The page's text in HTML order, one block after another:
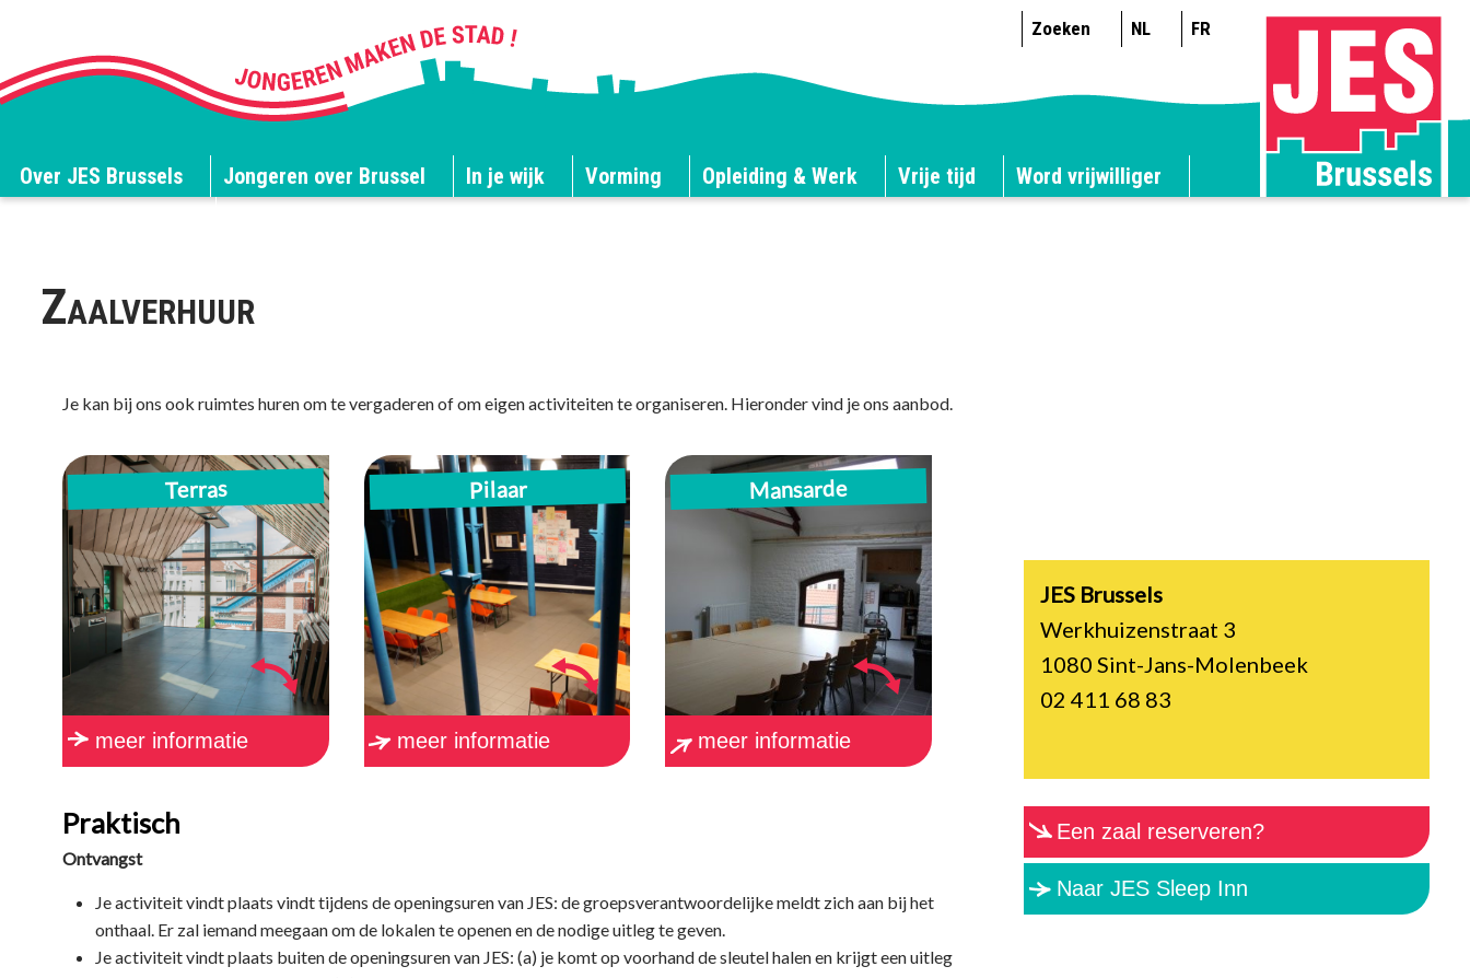
Zoeken NL FR
Over JES Brussels Jongeren over Brussel In je wijk Vorming Opleiding & Werk Vrije tijd
Word vrijwilliger
Zaalverhuur
Je kan bij ons ook ruimtes huren om te vergaderen of om eigen activiteiten te organiseren. Hieronder vind je ons aanbod.
Terras
Polyvalente ruimte
met terras voor
maximum 25 personen
*/ @font-face {font-
family:Courier;
meer informatie
Pilaar
Polyvalente ruimte
met podium en bar
voor maximum 60
personen
meer informatie
Mansarde
Uitgeruste keuken eetruimte
voor 15 personen, zithoek met
bar voor 15 personen, beamer
en projectiescherm,
mogelijkheid tot extra
vergaderruimte voor 10
meer informatie
Praktisch
Ontvangst
Je activiteit vindt plaats vindt tijdens de openingsuren van JES: de groepsverantwoordelijke meldt zich aan bij het
onthaal. Er zal iemand meegaan om de lokalen te openen en de nodige uitleg te geven.
Je activiteit vindt plaats buiten de openingsuren van JES: (a) je komt op voorhand de sleutel halen en krijgt een uitleg
JES Brussels
Werkhuizenstraat 3
1080 Sint-Jans-Molenbeek
02 411 68 83
Een zaal reserveren?
Naar JES Sleep Inn